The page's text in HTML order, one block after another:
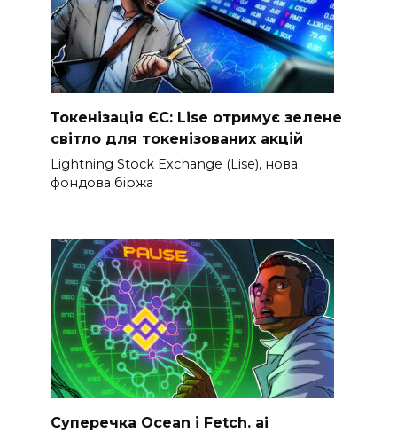
Токенізація ЄС: Lise отримує зелене
світло для токенізованих акцій
Lightning Stock Exchange (Lise), нова
фондова біржа
Суперечка Ocean і Fetch. ai